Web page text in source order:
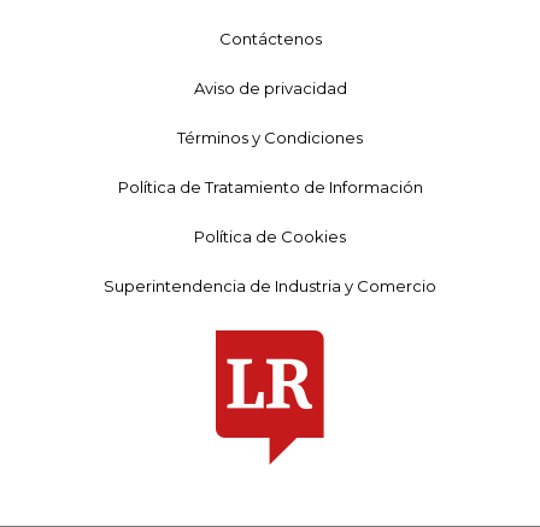
Contáctenos
Aviso de privacidad
Términos y Condiciones
Política de Tratamiento de Información
Política de Cookies
Superintendencia de Industria y Comercio